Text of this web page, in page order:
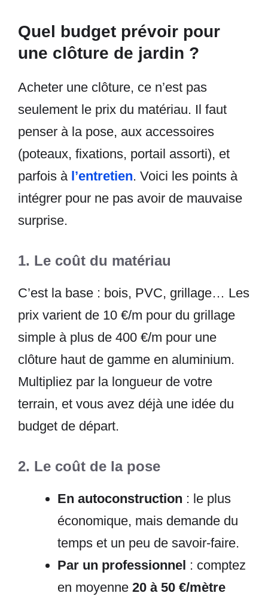
Quel budget prévoir pour
une clôture de jardin ?
Acheter une clôture, ce n’est pas
seulement le prix du matériau. Il faut
penser à la pose, aux accessoires
(poteaux, fixations, portail assorti), et
parfois à l’entretien. Voici les points à
intégrer pour ne pas avoir de mauvaise
surprise.
1. Le coût du matériau
C’est la base : bois, PVC, grillage… Les
prix varient de 10 €/m pour du grillage
simple à plus de 400 €/m pour une
clôture haut de gamme en aluminium.
Multipliez par la longueur de votre
terrain, et vous avez déjà une idée du
budget de départ.
2. Le coût de la pose
En autoconstruction : le plus
économique, mais demande du
temps et un peu de savoir-faire.
Par un professionnel : comptez
en moyenne 20 à 50 €/mètre